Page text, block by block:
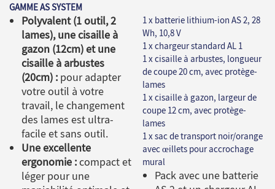
GAMME AS SYSTEM
Polyvalent (1 outil, 2
lames), une cisaille à
gazon (12cm) et une
cisaille à arbustes
(20cm) : pour adapter
votre outil à votre
travail, le changement
des lames est ultra-
facile et sans outil.
Une excellente
ergonomie :compact et
léger pour une
1 x batterie lithium-ion AS 2, 28
Wh, 10,8 V
1 x chargeur standard AL 1
1 x cisaille à arbustes, longueur
de coupe 20 cm, avec protège-
lames
1 x cisaille à gazon, largeur de
coupe 12 cm, avec protège-
lames
1 x sac de transport noir/orange
avec œillets pour accrochage
mural
Pack avec une batterie